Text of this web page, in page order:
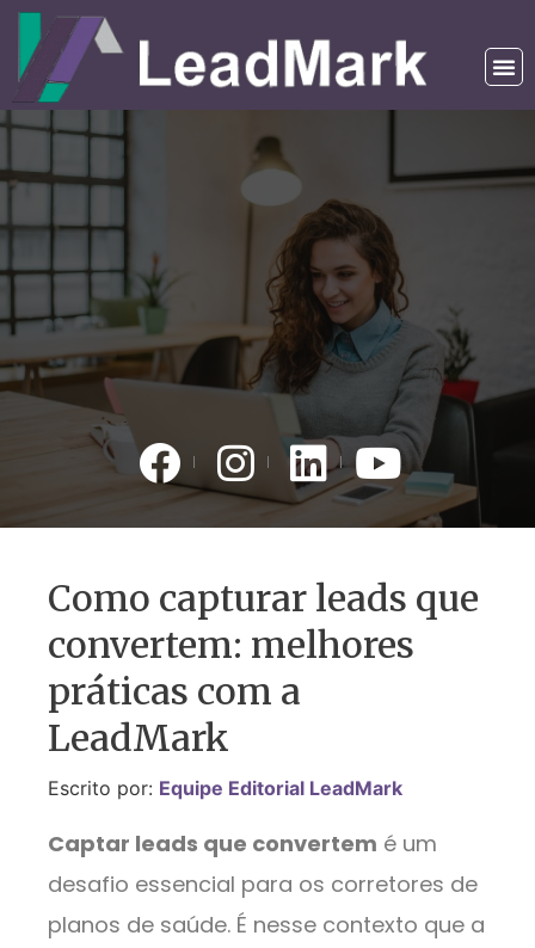
Como capturar leads que
convertem: melhores
práticas com a
LeadMark
Escrito por: Equipe Editorial LeadMark
Captar leads que convertem é um
desafio essencial para os corretores de
planos de saúde. É nesse contexto que a